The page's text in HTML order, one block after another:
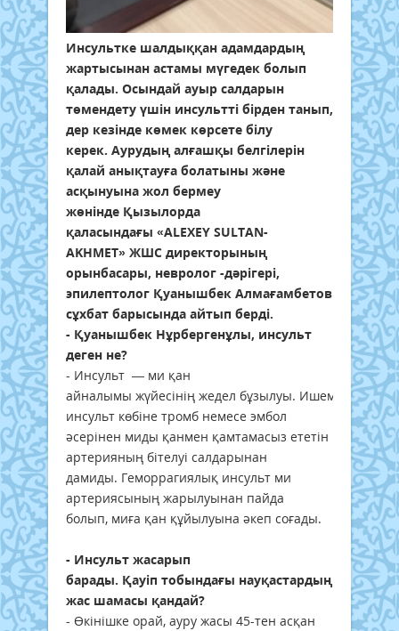
Инсультке шалдыққан адамдардың
жартысынан астамы мүгедек болып
қалады. Осындай ауыр салдарын
төмендету үшін инсультті бірден танып,
дер кезінде көмек көрсете білу
керек. Аурудың алғашқы белгілерін
қалай анықтауға болатыны және
асқынуына жол бермеу
жөнінде Қызылорда
қаласындағы «ALEXEY SULTAN-
AKHMET» ЖШС директорының
орынбасары, невролог -дәрігері,
эпилептолог Қуанышбек Алмағамбетов
сұхбат барысында айтып берді.
- Қуанышбек Нұрбергенұлы, инсульт
деген не?
- Инсульт — ми қан
айналымы жүйесінің жедел бұзылуы. Ишемиялық
инсульт көбіне тромб немесе эмбол
әсерінен миды қанмен қамтамасыз ететін
артерияның бітелуі салдарынан
дамиды. Геморрагиялық инсульт ми
артериясының жарылуынан пайда
болып, миға қан құйылуына әкеп соғады.
- Инсульт жасарып
барады. Қауіп тобындағы науқастардың
жас шамасы қандай?
- Өкінішке орай, ауру жасы 45-тен асқан